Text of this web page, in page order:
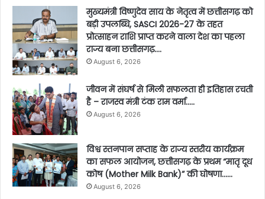
मुख्यमंत्री विष्णुदेव साय के नेतृत्व में छत्तीसगढ़ को
बड़ी उपलब्धि, SASCI 2026-27 के तहत
प्रोत्साहन राशि प्राप्त करने वाला देश का पहला
राज्य बना छत्तीसगढ़….
August 6, 2026
जीवन में संघर्ष से मिली सफलता ही इतिहास रचती
है – राजस्व मंत्री टंक राम वर्मा…..
August 6, 2026
विश्व स्तनपान सप्ताह के राज्य स्तरीय कार्यक्रम
का सफल आयोजन, छत्तीसगढ़ के प्रथम “मातृ दूध
कोष (Mother Milk Bank)” की घोषणा……
August 6, 2026